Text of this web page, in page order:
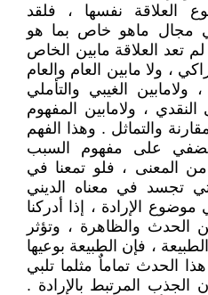
العلاقة نفسها ، فلقد
مجال ماهو خاص بما هو
تعد العلاقة مابين الخاص
، ولا مابين العام والعام
ولامابين الغيبي والتأملي
، ولامابين المفهوم
والتماثل . وهذا الفهم
يضفي على مفهوم السبب
من المعنى ، فلو تمعنا في
تجسد في معناه الديني
الإرادة ، إذا أدركنا
الحدث والظاهرة ، وتؤثر
، فإن الطبيعة بوعيها
الحدث تماماٌ مثلما تلبي
الجذب المرتبط بالإرادة .